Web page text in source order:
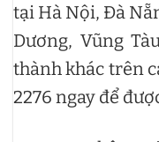
tại Hà Nội, Đà
Dương, Vũng
thành khác trên
2276 ngay để